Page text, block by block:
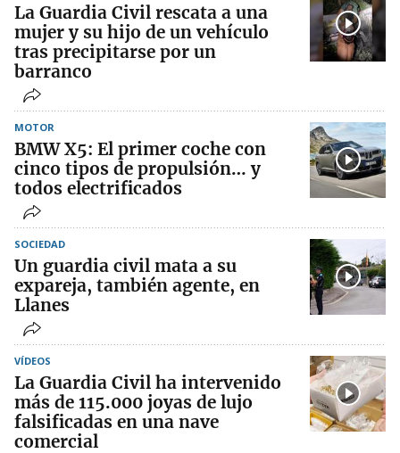
La Guardia Civil rescata a una
mujer y su hijo de un vehículo
tras precipitarse por un
barranco
MOTOR
BMW X5: El primer coche con
cinco tipos de propulsión… y
todos electrificados
SOCIEDAD
Un guardia civil mata a su
expareja, también agente, en
Llanes
VÍDEOS
La Guardia Civil ha intervenido
más de 115.000 joyas de lujo
falsificadas en una nave
comercial